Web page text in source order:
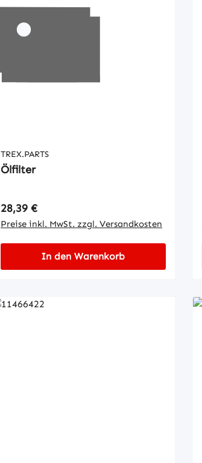
TREX.PARTS
Ölfilter
Regulärer Preis:
28,39 €
Preise inkl. MwSt. zzgl. Versandkosten
In den Warenkorb